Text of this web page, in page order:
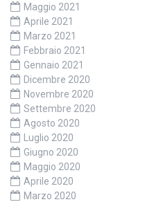
Maggio 2021
Aprile 2021
Marzo 2021
Febbraio 2021
Gennaio 2021
Dicembre 2020
Novembre 2020
Settembre 2020
Agosto 2020
Luglio 2020
Giugno 2020
Maggio 2020
Aprile 2020
Marzo 2020